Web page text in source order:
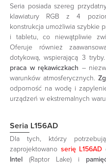
Seria posiada szereg
klawiatury RGB z 4
konstrukcja umożliwia szybkie
i tabletu, co niewątpliwie
Oferuje również
dotykową, wspierającą 3
praca w rękawiczkach –
warunków atmosferycznych.
odporność na wodę i
urządzeń w ekstremalnych
Seria L156AD
Dla tych, którzy
zaprojektowano serię L156AD
Intel (Raptor Lake) i